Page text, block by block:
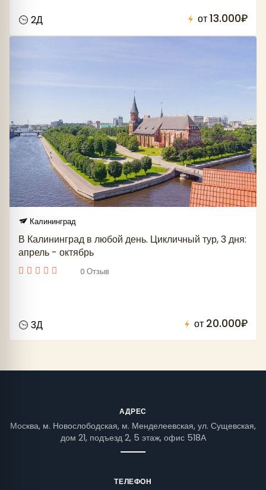
2Д от13.000₽
Калининград
В Калининград в любой день. Цикличный тур, 3 дня:
апрель - октябрь
0 Отзыв
3Д от 20.000₽
АДРЕС
Москва, м. Новослободская, м. Менделеевская, ул. Сущевская,
дом 21, подъезд 2, 5 этаж, офис 518А
ТЕЛЕФОН